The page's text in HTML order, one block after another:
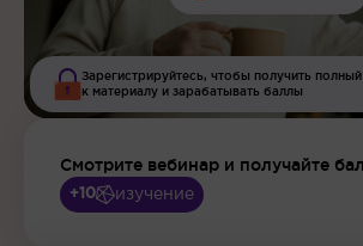
Зарегистрируйтесь, чтобы получить
к материалу и зарабатывать баллы
Смотрите вебинар и получайте
+10 изучение